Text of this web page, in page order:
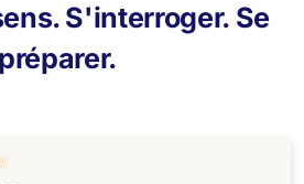
S'interroger. Se
préparer.